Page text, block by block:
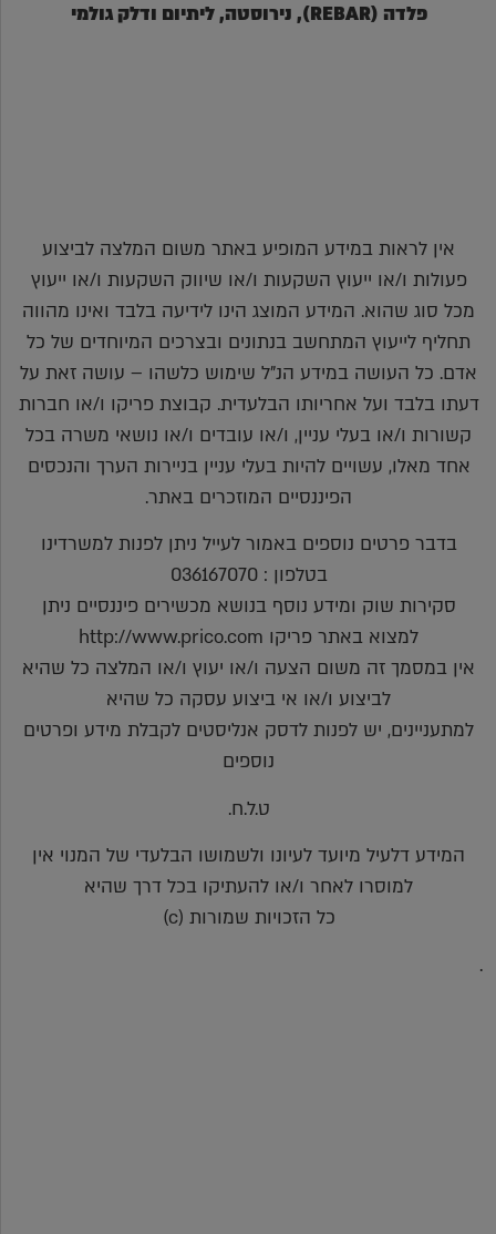
פלדה (REBAR), נירוסטה, ליתיום ודלק גולמי
אין לראות במידע המופיע באתר משום המלצה לביצוע
פעולות ו/או ייעוץ השקעות ו/או שיווק השקעות ו/או ייעוץ
מכל סוג שהוא. המידע המוצג הינו לידיעה בלבד ואינו מהווה
תחליף לייעוץ המתחשב בנתונים ובצרכים המיוחדים של כל
אדם. כל העושה במידע הנ"ל שימוש כלשהו – עושה זאת על
דעתו בלבד ועל אחריותו הבלעדית. קבוצת פריקו ו/או חברות
קשורות ו/או בעלי עניין, ו/או עובדים ו/או נושאי משרה בכל
אחד מאלו, עשויים להיות בעלי עניין בניירות הערך והנכסים
הפיננסיים המוזכרים באתר.
בדבר פרטים נוספים באמור לעייל ניתן לפנות למשרדינו
בטלפון : 036167070
סקירות שוק ומידע נוסף בנושא מכשירים פיננסיים ניתן
למצוא באתר פריקו http://www.prico.com
אין במסמך זה משום הצעה ו/או יעוץ ו/או המלצה כל שהיא
לביצוע ו/או אי ביצוע עסקה כל שהיא
למתעניינים, יש לפנות לדסק אנליסטים לקבלת מידע ופרטים
נוספים
ט.ל.ח.
המידע דלעיל מיועד לעיונו ולשמושו הבלעדי של המנוי אין
למוסרו לאחר ו/או להעתיקו בכל דרך שהיא
כל הזכויות שמורות (c)
.